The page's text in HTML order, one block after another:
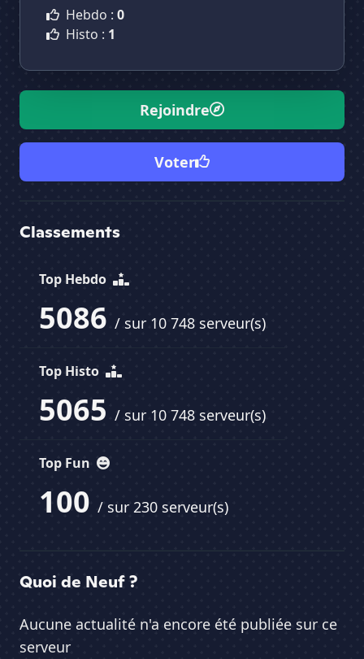
Hebdo : 0
Histo : 1
Rejoindre
Voter
Classements
Top Hebdo
5086 / sur 10 748 serveur(s)
Top Histo
5065 / sur 10 748 serveur(s)
Top Fun
100 / sur 230 serveur(s)
Quoi de Neuf ?
Aucune actualité n'a encore été publiée sur ce
serveur